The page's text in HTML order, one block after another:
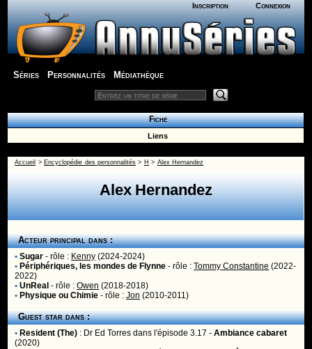
Inscription Connexion
Séries Personnalités Médiathèque
Fiche
Liens
Accueil > Encyclopédie des personnalités > H > Alex Hernandez
Alex Hernandez
Acteur principal dans :
• Sugar - rôle : Kenny (2024-2024)
• Périphériques, les mondes de Flynne - rôle :Tommy Constantine (2022-
2022)
• UnReal - rôle :Owen (2018-2018)
• Physique ou Chimie - rôle :Jon (2010-2011)
Guest star dans :
• Resident (The) : Dr Ed Torres dans l'épisode 3.17 -Ambiance cabaret
(2020)